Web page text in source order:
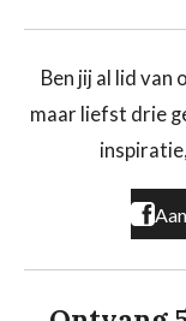
Ben jij al lid van
maar liefst drie